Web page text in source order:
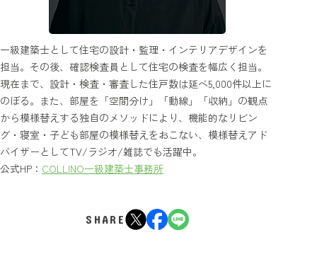
一級建築士として住宅の設計・監理・インテリアデザインを
担当。その後、確認検査員として住宅の検査を幅広く担当。
現在まで、設計・検査・審査した住戸数は延べ5,000件以上に
のぼる。また、部屋を「空間分け」「動線」「収納」の観点
から模様替えする独自のメソッドにより、機能的なリビン
グ・寝室・子ども部屋の模様替えをおこない、模様替えアド
バイザーとしてTV/ラジオ/雑誌でも活躍中。
公式HP： COLLINO一級建築士事務所
SHARE